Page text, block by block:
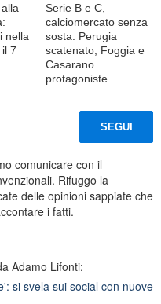
nella
7
Serie B e C,
calciomercato senza
sosta: Perugia
scatenato, Foggia e
Casarano
protagoniste
SEGUI
comunicare con il
Rifuggo la
delle opinioni sappiate che
i fatti.
Adamo Lifonti:
si svela sui social con nuove